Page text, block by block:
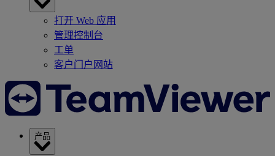
打开 Web 应用
管理控制台
工单
客户门户网站
产品